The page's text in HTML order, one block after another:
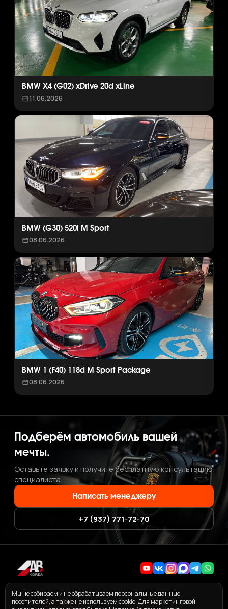
BMW X4 (G02) xDrive 20d xLine
11.06.2026
BMW (G30) 520i M Sport
08.06.2026
BMW 1 (F40) 118d M Sport Package
08.06.2026
Подберём автомобиль вашей
мечты.
Оставьте заявку и получите бесплатную консультацию
специалиста.
Написать менеджеру
+7 (937) 771-72-70
Мы не собираем и не обрабатываем персональные данные
посетителей, а также не используем cookie. Для маркетинговой